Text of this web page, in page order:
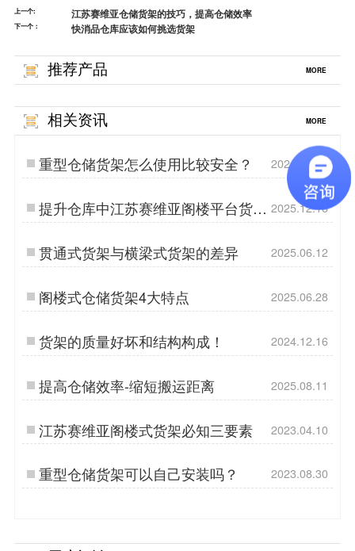
上一个: 江苏赛维亚仓储货架的技巧，提高仓储效率
下一个： 快消品仓库应该如何挑选货架
推荐产品 MORE
相关资讯 MORE
重型仓储货架怎么使用比较安全？ 2024.12.24
提升仓库中江苏赛维亚阁楼平台货架
管理效率的两个小技巧！
2025.12.16
贯通式货架与横梁式货架的差异 2025.06.12
阁楼式仓储货架4大特点 2025.06.28
货架的质量好坏和结构构成！ 2024.12.16
提高仓储效率-缩短搬运距离 2025.08.11
江苏赛维亚阁楼式货架必知三要素 2023.04.10
重型仓储货架可以自己安装吗？ 2023.08.30